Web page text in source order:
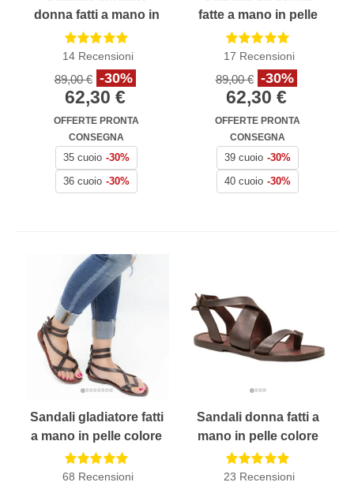
donna fatti a mano in
pelle moro intrecciata
14 Recensioni
89,00 € -30%
62,30 €
OFFERTE PRONTA
CONSEGNA
35 cuoio -30%
36 cuoio -30%
fatte a mano in pelle
intrecciata nero con
suola in cuoio
17 Recensioni
89,00 € -30%
62,30 €
OFFERTE PRONTA
CONSEGNA
39 cuoio -30%
40 cuoio -30%
Sandali gladiatore fatti
a mano in pelle colore
testa di moro
68 Recensioni
Sandali donna fatti a
mano in pelle colore
testa di moro
23 Recensioni